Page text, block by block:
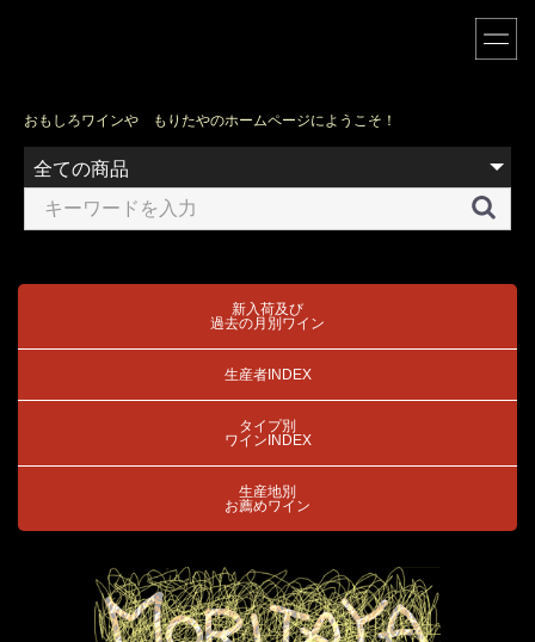
おもしろワインや もりたやのホームページにようこそ！
新入荷及び
過去の月別ワイン
生産者INDEX
タイプ別
ワインINDEX
生産地別
お薦めワイン